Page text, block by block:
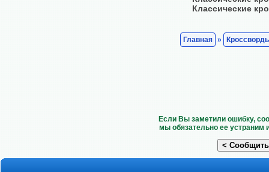
Классические
Главная »
Если Вы заметили ошибку,
мы обязательно ее устраним